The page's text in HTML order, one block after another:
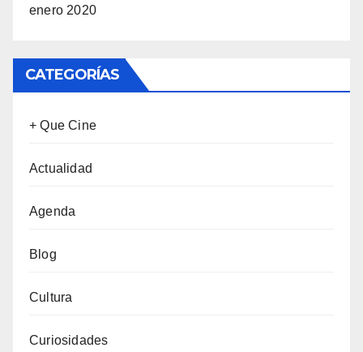
enero 2020
CATEGORÍAS
+ Que Cine
Actualidad
Agenda
Blog
Cultura
Curiosidades